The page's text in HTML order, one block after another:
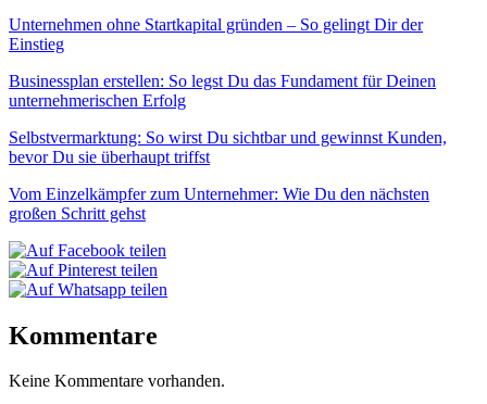
Unternehmen ohne Startkapital gründen – So gelingt Dir der
Einstieg
Businessplan erstellen: So legst Du das Fundament für Deinen
unternehmerischen Erfolg
Selbstvermarktung: So wirst Du sichtbar und gewinnst Kunden,
bevor Du sie überhaupt triffst
Vom Einzelkämpfer zum Unternehmer: Wie Du den nächsten
großen Schritt gehst
Kommentare
Keine Kommentare vorhanden.